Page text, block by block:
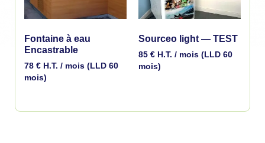
Fontaine à eau
Encastrable
78 € H.T. / mois (LLD 60
mois)
Sourceo light — TEST
85 € H.T. / mois (LLD 60
mois)